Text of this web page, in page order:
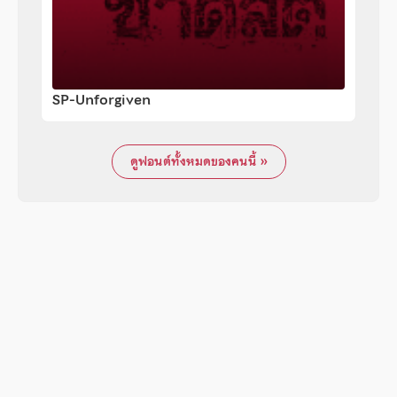
SP-Unforgiven
ดูฟอนต์ทั้งหมดของคนนี้ »